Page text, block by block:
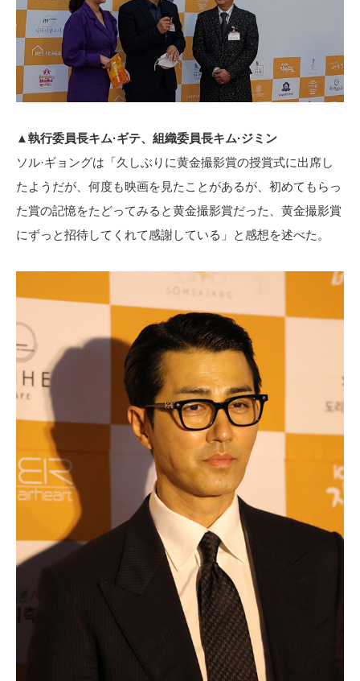
▲執行委員長キム·ギテ、組織委員長キム·ジミン
ソル·ギョングは「久しぶりに黄金撮影賞の授賞式に出席し
たようだが、何度も映画を見たことがあるが、初めてもらっ
た賞の記憶をたどってみると黄金撮影賞だった、黄金撮影賞
にずっと招待してくれて感謝している」と感想を述べた。